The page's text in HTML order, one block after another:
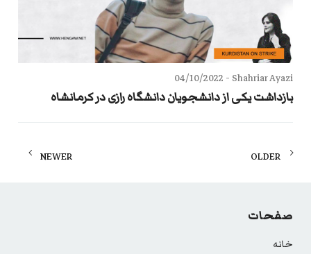
Shahriar Ayazi -
04/10/2022
بازداشت یکی از دانشجویان دانشگاه رازی در کرمانشاه
Posts
OLDER
NEWER
صفحات
خانه